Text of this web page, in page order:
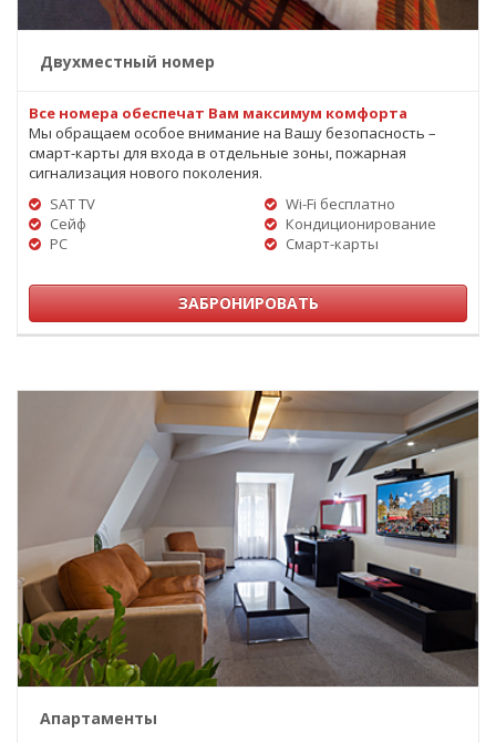
Двухместный номер
Все номера обеспечат Вам максимум комфорта
Мы обращаем особое внимание на Вашу безопасность –
смарт-карты для входа в отдельные зоны, пожарная
сигнализация нового поколения.
SAT TV
Сейф
PC
Wi-Fi бесплатно
Кондиционирование
Смарт-карты
ЗАБРОНИРОВАТЬ
Апартаменты